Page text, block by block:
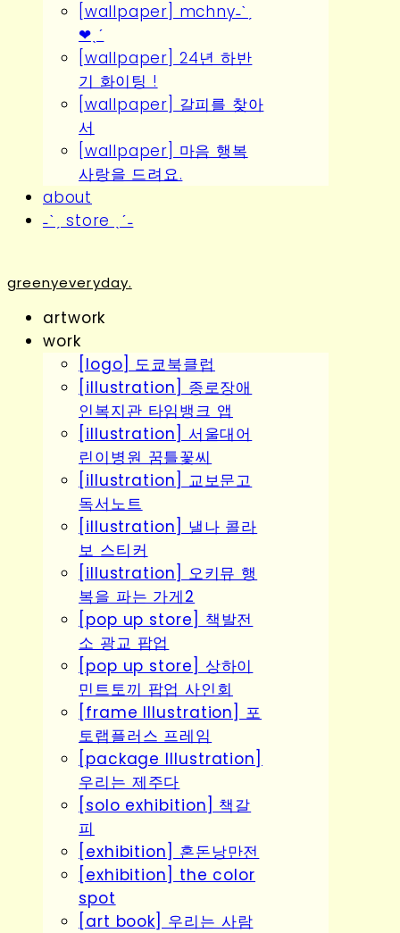
[wallpaper] mchny˗ˋˏ
❤︎ˎˊ
[wallpaper] 24년 하반
기 화이팅 !
[wallpaper] 갈피를 찾아
서
[wallpaper] 마음 행복
사랑을 드려요.
about
˗ˋˏ store ˎˊ˗
greenyeveryday.
artwork
work
[logo] 도쿄북클럽
[illustration] 종로장애
인복지관 타임뱅크 앱
[illustration] 서울대어
린이병원 꿈틀꽃씨
[illustration] 교보문고
독서노트
[illustration] 낼나 콜라
보 스티커
[illustration] 오키뮤 행
복을 파는 가게2
[pop up store] 책발전
소 광교 팝업
[pop up store] 상하이
민트토끼 팝업 사인회
[frame Illustration] 포
토랩플러스 프레임
[package Illustration]
우리는 제주다
[solo exhibition] 책갈
피
[exhibition] 혼돈낭만전
[exhibition] the color
spot
[art book] 우리는 사람